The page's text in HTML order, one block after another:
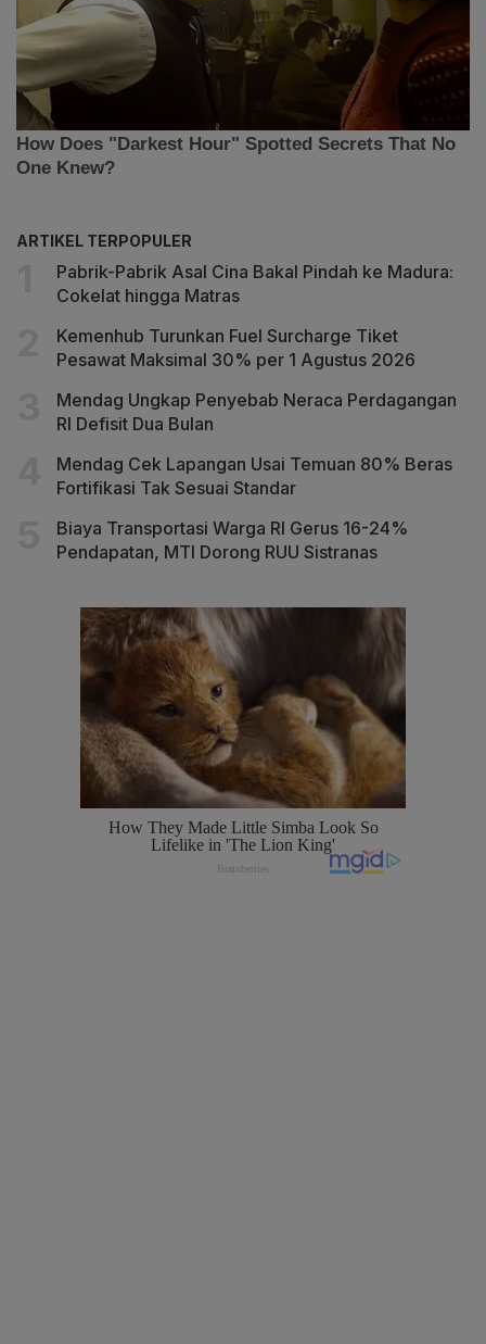
ARTIKEL TERPOPULER
Pabrik-Pabrik Asal Cina Bakal Pindah ke Madura:
Cokelat hingga Matras
Kemenhub Turunkan Fuel Surcharge Tiket
Pesawat Maksimal 30% per 1 Agustus 2026
Mendag Ungkap Penyebab Neraca Perdagangan
RI Defisit Dua Bulan
Mendag Cek Lapangan Usai Temuan 80% Beras
Fortifikasi Tak Sesuai Standar
Biaya Transportasi Warga RI Gerus 16-24%
Pendapatan, MTI Dorong RUU Sistranas